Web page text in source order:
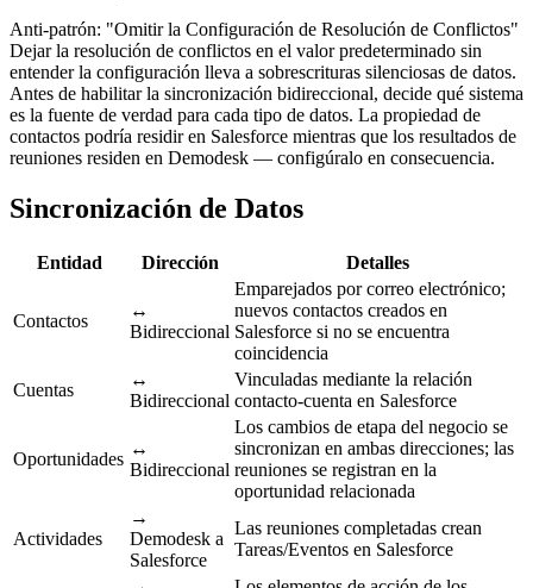
Anti-patrón: "Omitir la Configuración de Resolución de Conflictos"
Dejar la resolución de conflictos en el valor predeterminado sin
entender la configuración lleva a sobrescrituras silenciosas de datos.
Antes de habilitar la sincronización bidireccional, decide qué sistema
es la fuente de verdad para cada tipo de datos. La propiedad de
contactos podría residir en Salesforce mientras que los resultados de
reuniones residen en Demodesk — configúralo en consecuencia.
Sincronización de Datos
Entidad Dirección Detalles
Contactos
↔
Bidireccional
Emparejados por correo electrónico;
nuevos contactos creados en
Salesforce si no se encuentra
coincidencia
Cuentas
↔
Bidireccional
Vinculadas mediante la relación
contacto-cuenta en Salesforce
Oportunidades
↔
Bidireccional
Los cambios de etapa del negocio se
sincronizan en ambas direcciones; las
reuniones se registran en la
oportunidad relacionada
Actividades
→
Demodesk a
Salesforce
Las reuniones completadas crean
Tareas/Eventos en Salesforce